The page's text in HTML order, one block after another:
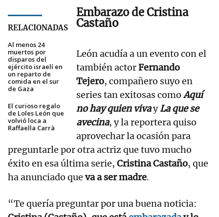
RELACIONADAS
Al menos 24
muertos por
disparos del
ejército israelí en
un reparto de
comida en el sur
de Gaza
El curioso regalo
de Loles León que
volvió loca a
Raffaella Carrà
Embarazo de Cristina
Castaño
León acudía a un evento con el
también actorFernando
Tejero, compañero suyo en
series tan exitosas comoAquí
no hay quien vivayLa que se
avecina, y la reportera quiso
aprovechar la ocasión para
preguntarle por otra actriz que tuvo mucho
éxito en esa última serie, Cristina Castaño, que
ha anunciado que va a ser madre.
“Te quería preguntar por una buena noticia: